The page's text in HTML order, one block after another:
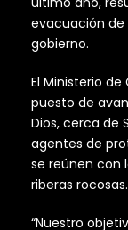
evacuación de
gobierno.
El Ministerio
puesto de
Dios, cerca de
agentes de
se reúnen con
riberas rocosas.
“Nuestro